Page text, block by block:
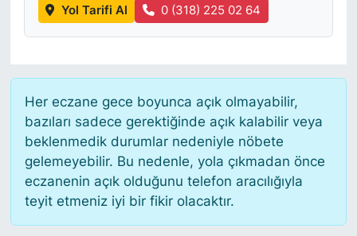
Yol Tarifi Al 0 (318) 225 02 64
Her eczane gece boyunca açık olmayabilir,
bazıları sadece gerektiğinde açık kalabilir veya
beklenmedik durumlar nedeniyle nöbete
gelemeyebilir. Bu nedenle, yola çıkmadan önce
eczanenin açık olduğunu telefon aracılığıyla
teyit etmeniz iyi bir fikir olacaktır.